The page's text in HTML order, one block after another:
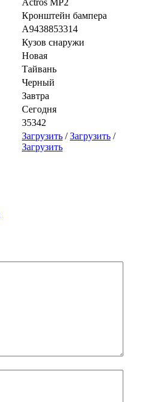
Actros MP2
Кронштейн бампера
A9438853314
Кузов снаружи
Новая
Тайвань
Черный
Завтра
Сегодня
35342
Загрузить /Загрузить /
Загрузить